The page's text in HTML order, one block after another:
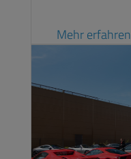
Mehr erfahren